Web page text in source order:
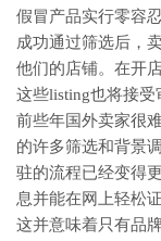
假冒产品实行零容忍
成功通过筛选后，
他们的店铺。在开
这些listing也将接受
前些年国外卖家很
的许多筛选和背景
驻的流程已经变得
息并能在网上轻松
这并意味着只有品